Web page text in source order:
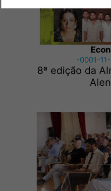
-0001-
8ª edição da